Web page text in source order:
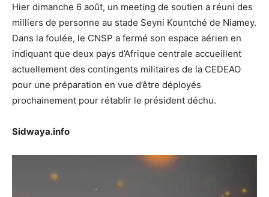
Hier dimanche 6 août, un meeting de soutien a réuni des
milliers de personne au stade Seyni Kountché de Niamey.
Dans la foulée, le CNSP a fermé son espace aérien en
indiquant que deux pays d’Afrique centrale accueillent
actuellement des contingents militaires de la CEDEAO
pour une préparation en vue d’être déployés
prochainement pour rétablir le président déchu.
Sidwaya.info
Lecteur